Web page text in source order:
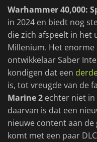
Warhammer 40,000:
in 2024 en biedt nog
die zich afspeelt in het
Millenium. Het enorme
ontwikkelaar Saber
kondigen dat een
is, tot vreugde van de
Marine 2 echter niet in
daarvan is dat een
nieuwe content aan de
komt met een paar